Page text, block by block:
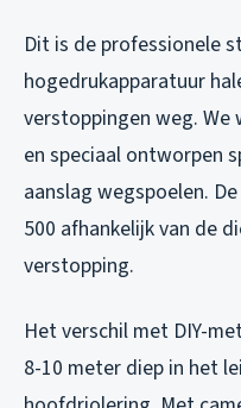
Dit is de professionele
hogedrukapparatuur
verstoppingen weg. We
en speciaal ontworpen
aanslag wegspoelen.
500 afhankelijk van de
verstopping.
Het verschil met DIY-
8-10 meter diep in het